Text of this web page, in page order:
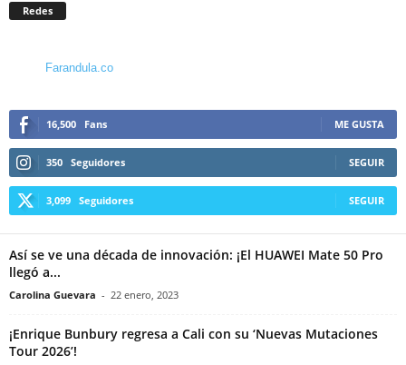
Redes
Farandula.co
16,500 Fans ME GUSTA
350 Seguidores SEGUIR
3,099 Seguidores SEGUIR
Así se ve una década de innovación: ¡El HUAWEI Mate 50 Pro
llegó a...
Carolina Guevara - 22 enero, 2023
¡Enrique Bunbury regresa a Cali con su ‘Nuevas Mutaciones
Tour 2026’!